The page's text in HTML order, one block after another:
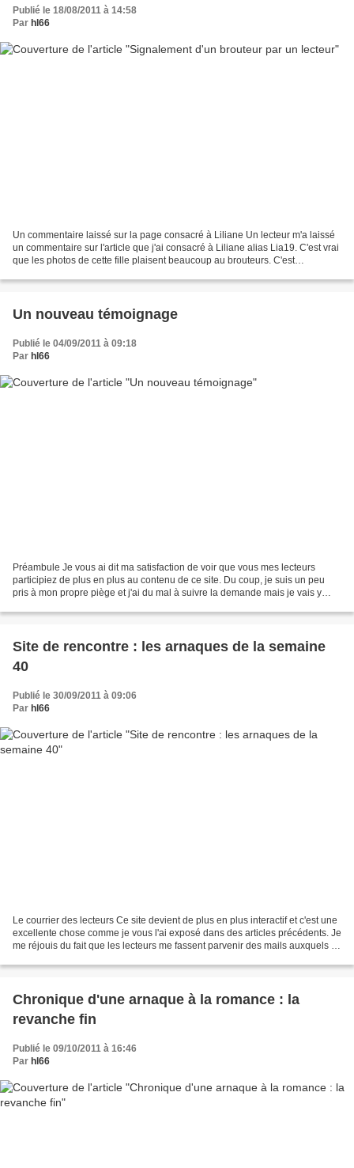
Publié le 18/08/2011 à 14:58
Par hl66
Un commentaire laissé sur la page consacré à Liliane Un lecteur m'a laissé
un commentaire sur l'article que j'ai consacré à Liliane alias Lia19. C'est vrai
que les photos de cette fille plaisent beaucoup au brouteurs. C'est
Un nouveau témoignage
Publié le 04/09/2011 à 09:18
Par hl66
Préambule Je vous ai dit ma satisfaction de voir que vous mes lecteurs
participiez de plus en plus au contenu de ce site. Du coup, je suis un peu
pris à mon propre piège et j'ai du mal à suivre la demande mais je vais y
Site de rencontre : les arnaques de la semaine
40
Publié le 30/09/2011 à 09:06
Par hl66
Le courrier des lecteurs Ce site devient de plus en plus interactif et c'est une
excellente chose comme je vous l'ai exposé dans des articles précédents. Je
me réjouis du fait que les lecteurs me fassent parvenir des mails auxquels je
Chronique d'une arnaque à la romance : la
revanche fin
Publié le 09/10/2011 à 16:46
Par hl66